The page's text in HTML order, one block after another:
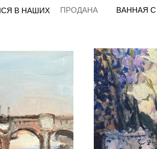
ВАННАЯ
В НАШИХ
ПРОДАНА